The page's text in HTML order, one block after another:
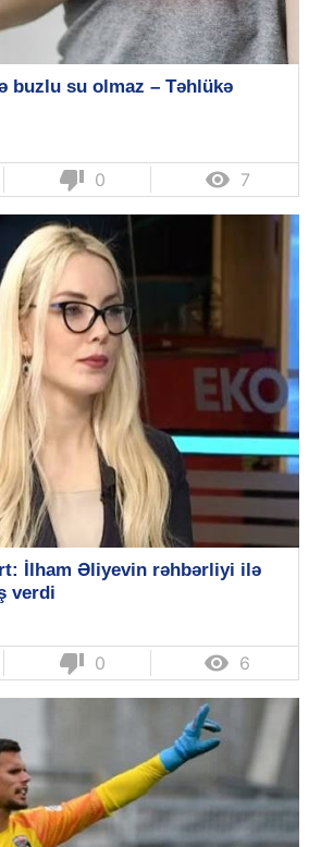
buzlu su olmaz – Təhlükə
thumb_down 0  7
İlham Əliyevin rəhbərliyi ilə
verdi
thumb_down 0  6